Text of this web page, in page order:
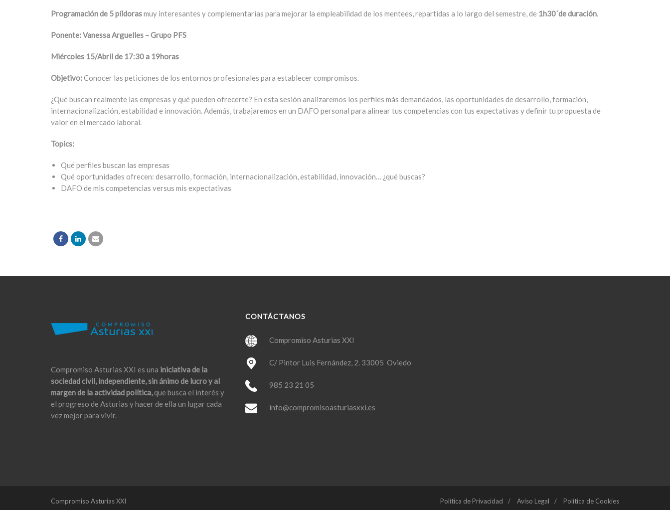
Programación de 5 píldorasmuy interesantes y complementarias para mejorar la empleabilidad de los mentees, repartidas a lo largo del semestre, de 1h30´de duración.
Ponente: Vanessa Arguelles – Grupo PFS
Miércoles 15/Abril de 17:30 a 19horas
Objetivo:Conocer las peticiones de los entornos profesionales para establecer compromisos.
¿Qué buscan realmente las empresas y qué pueden ofrecerte? En esta sesión analizaremos los perfiles más demandados, las oportunidades de desarrollo, formación,
internacionalización, estabilidad e innovación. Además, trabajaremos en un DAFO personal para alinear tus competencias con tus expectativas y definir tu propuesta de
valor en el mercado laboral.
Topics:
Qué perfiles buscan las empresas
Qué oportunidades ofrecen: desarrollo, formación, internacionalización, estabilidad, innovación… ¿qué buscas?
DAFO de mis competencias versus mis expectativas
Compromiso Asturias XXI es una iniciativa de la
sociedad civil, independiente, sin ánimo de lucro y al
margen de la actividad política,que busca el interés y
el progreso de Asturias y hacer de ella un lugar cada
vez mejor para vivir.
CONTÁCTANOS
Compromiso Asturias XXI
C/ Pintor Luis Fernández, 2. 33005 Oviedo
985 23 21 05
info@compromisoasturiasxxi.es
Compromiso Asturias XXI Política de Privacidad Aviso Legal Política de Cookies